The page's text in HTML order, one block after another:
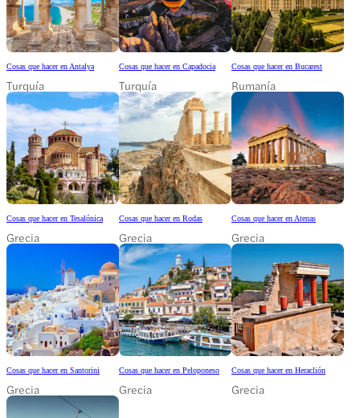
Cosas que hacer en Antalya
Turquía
Cosas que hacer en Capadocia
Turquía
Cosas que hacer en Bucarest
Rumanía
Cosas que hacer en Tesalónica
Grecia
Cosas que hacer en Rodas
Grecia
Cosas que hacer en Atenas
Grecia
Cosas que hacer en Santorini
Grecia
Cosas que hacer en Peloponeso
Grecia
Cosas que hacer en Heraclión
Grecia